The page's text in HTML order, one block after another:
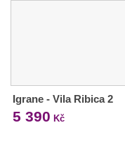
Igrane - Vila Ribica 2
5 390 Kč